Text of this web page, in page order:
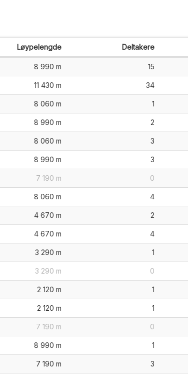
Løypelengde Deltakere
8 990 m 15
11 430 m 34
8 060 m 1
8 990 m 2
8 060 m 3
8 990 m 3
7 190 m 0
8 060 m 4
4 670 m 2
4 670 m 4
3 290 m 1
3 290 m 0
2 120 m 1
2 120 m 1
7 190 m 0
8 990 m 1
7 190 m 3